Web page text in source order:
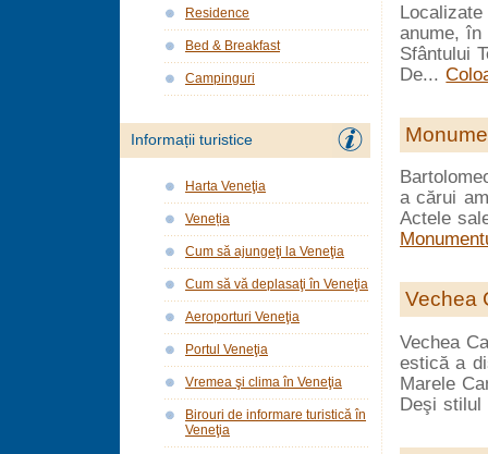
anume, în
Sfântului
De...
a cărui
Actele
Vechea
Vechea
estică a
Marele
Deşi
Residence
Bed & Breakfast
Campinguri
Informații turistice
Harta Veneţia
Veneția
Cum să ajungeţi la Veneţia
Cum să vă deplasaţi în Veneţia
Aeroporturi Veneţia
Portul Veneţia
Vremea şi clima în Veneţia
Birouri de informare turistică în
Veneţia